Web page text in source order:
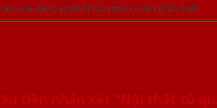
lớn khi đăng ký tài khoản thành viên thân thiết
tiên nhận xét “Nội thất tủ